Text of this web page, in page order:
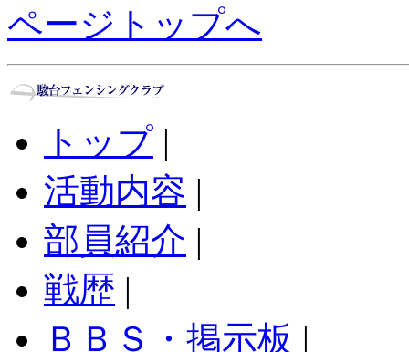
ページトップへ
トップ |
活動内容 |
部員紹介 |
戦歴 |
ＢＢＳ・掲示板 |